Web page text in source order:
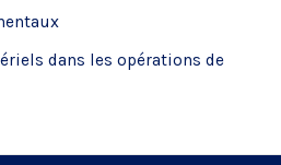
dans les opérations de